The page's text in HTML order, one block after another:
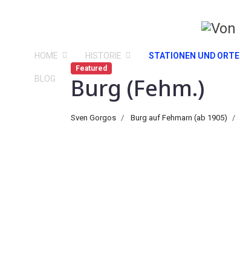
HOME HISTORIE STATIONEN UND ORTE
BLOG
Featured
Burg (Fehm.)
Sven Gorgos Burg auf Fehmarn (ab 1905)